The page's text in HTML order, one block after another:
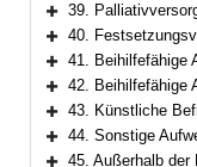
Bereich erweitern
39.
Bereich erweitern
40.
Bereich erweitern
41. Beihilfefähige
Bereich erweitern
42. Beihilfefähige
Bereich erweitern
43. Künstliche
Bereich erweitern
44. Sonstige
45. Außerhalb der